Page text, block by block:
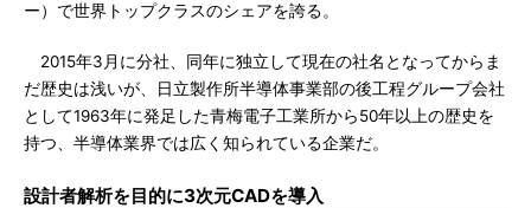
ー）で世界トップクラスのシェアを誇る。
2015年3月に分社、同年に独立して現在の社名となってからま
だ歴史は浅いが、日立製作所半導体事業部の後工程グループ会社
として1963年に発足した青梅電子工業所から50年以上の歴史を
持つ、半導体業界では広く知られている企業だ。
設計者解析を目的に3次元CADを導入